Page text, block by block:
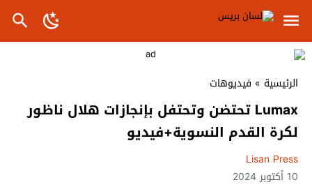
الرئيسية » فيديوهات
Lumax تحتضن وتحتفل بإنجازات هلال ناظور
لكرة القدم النسوية+فيديو
Lisan Press
10 أكتوبر 2024